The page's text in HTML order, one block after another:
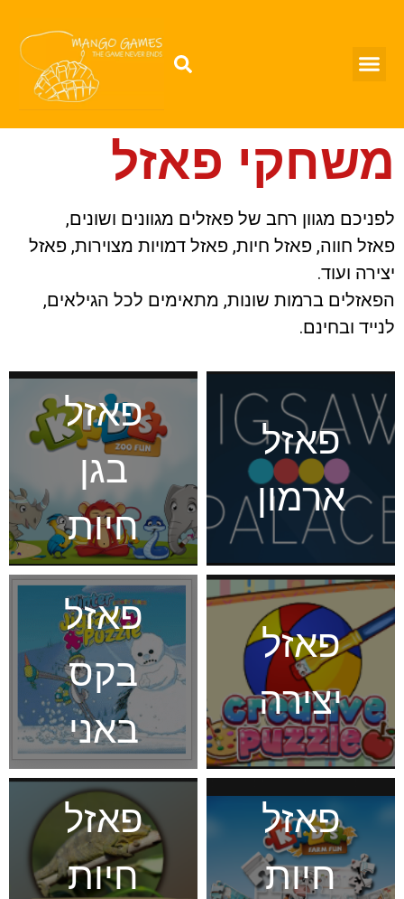
משחקי פאזל
לפניכם מגוון רחב של פאזלים מגוונים ושונים,
פאזל חווה, פאזל חיות, פאזל דמויות מצוירות, פאזל
יצירה ועוד.
הפאזלים ברמות שונות, מתאימים לכל הגילאים,
לנייד ובחינם.
פאזל
ארמון
פאזל
בגן
חיות
פאזל
יצירה
פאזל
בקס
באני
פאזל
חיות
פאזל
חיות